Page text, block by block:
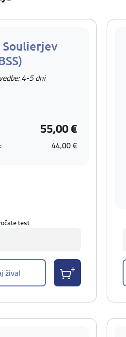
Soulierjev
4-5 dni
55,00 €
44,00 €
test
žival